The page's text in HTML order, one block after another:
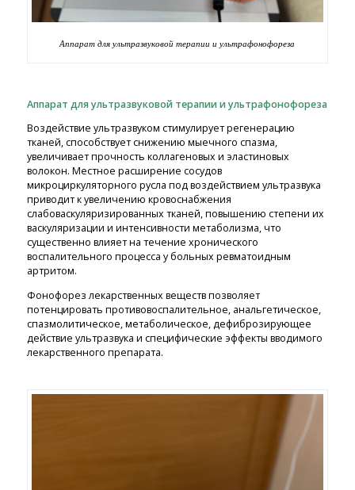
Аппарат для ультразвуковой терапии и ультрафонофореза
Аппарат для ультразвуковой терапии и ультрафонофореза
Воздействие ультразвуком стимулирует регенерацию
тканей, способствует снижению мыечного спазма,
увеличивает прочность коллагеновых и эластиновых
волокон. Местное расширение сосудов
микроциркуляторного русла под воздействием ультразвука
приводит к увеличению кровоснабжения
слабоваскуляризированных тканей, повышению степени их
васкуляризации и интенсивности метаболизма, что
существенно влияет на течение хронического
воспалительного процесса у больных ревматоидным
артритом.
Фонофорез лекарственных веществ позволяет
потенцировать противовоспалительное, анальгетическое,
спазмолитическое, метаболическое, дефиброзирующее
действие ультразвука и специфические эффекты вводимого
лекарственного препарата.